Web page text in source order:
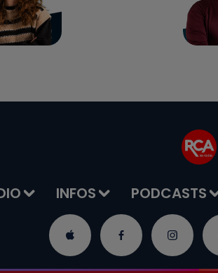
INFOS PODCASTS